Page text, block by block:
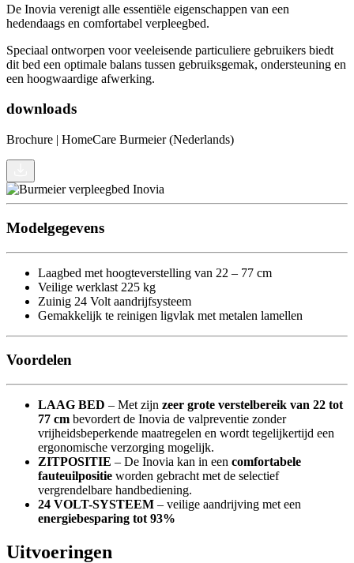
De Inovia verenigt alle essentiële eigenschappen van een
hedendaags en comfortabel verpleegbed.
Speciaal ontworpen voor veeleisende particuliere gebruikers biedt
dit bed een optimale balans tussen gebruiksgemak, ondersteuning en
een hoogwaardige afwerking.
downloads
Brochure | HomeCare Burmeier (Nederlands)
Modelgegevens
Laagbed met hoogteverstelling van 22 – 77 cm
Veilige werklast 225 kg
Zuinig 24 Volt aandrijfsysteem
Gemakkelijk te reinigen ligvlak met metalen lamellen
Voordelen
LAAG BED – Met zijn zeer grote verstelbereik van 22 tot
77 cm bevordert de Inovia de valpreventie zonder
vrijheidsbeperkende maatregelen en wordt tegelijkertijd een
ergonomische verzorging mogelijk.
ZITPOSITIE – De Inovia kan in een comfortabele
fauteuilpositie worden gebracht met de selectief
vergrendelbare handbediening.
24 VOLT-SYSTEEM – veilige aandrijving met een
energiebesparing tot 93%
Uitvoeringen